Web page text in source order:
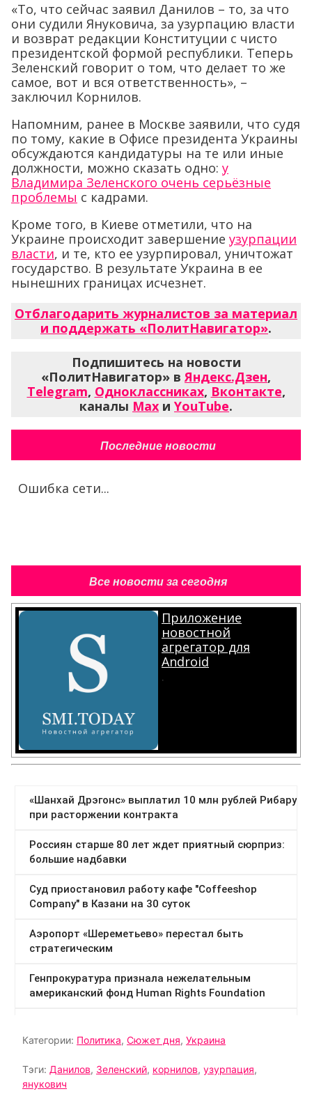
«То, что сейчас заявил Данилов – то, за что
они судили Януковича, за узурпацию власти
и возврат редакции Конституции с чисто
президентской формой республики. Теперь
Зеленский говорит о том, что делает то же
самое, вот и вся ответственность», –
заключил Корнилов.
Напомним, ранее в Москве заявили, что судя
по тому, какие в Офисе президента Украины
обсуждаются кандидатуры на те или иные
должности, можно сказать одно: у
Владимира Зеленского очень серьёзные
проблемы с кадрами.
Кроме того, в Киеве отметили, что на
Украине происходит завершение узурпации
власти, и те, кто ее узурпировал, уничтожат
государство. В результате Украина в ее
нынешних границах исчезнет.
Отблагодарить журналистов за материал
и поддержать «ПолитНавигатор».
Подпишитесь на новости
«ПолитНавигатор» вЯндекс.Дзен,
Telegram, Одноклассниках, Вконтакте,
каналы Max и YouTube.
Последние новости
Ошибка сети...
Все новости за сегодня
Приложение
новостной
агрегатор для
Android
.
Категории: Политика, Сюжет дня, Украина
Тэги: Данилов, Зеленский, корнилов, узурпация,
янукович